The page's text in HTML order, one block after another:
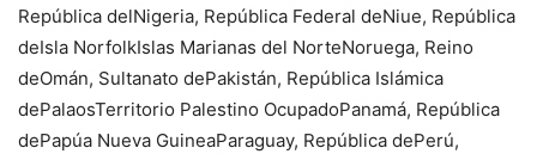
República delNigeria, República Federal deNiue, República
deIsla NorfolkIslas Marianas del NorteNoruega, Reino
deOmán, Sultanato dePakistán, República Islámica
dePalaosTerritorio Palestino OcupadoPanamá, República
dePapúa Nueva GuineaParaguay, República dePerú,